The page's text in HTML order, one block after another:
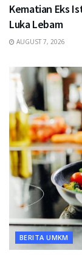
Kematian Eks
Luka Lebam
AUGUST 7, 2026
BERITA UMKM